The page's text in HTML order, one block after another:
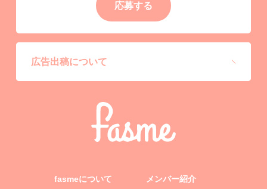
応募する
広告出稿について
fasmeについて メンバー紹介